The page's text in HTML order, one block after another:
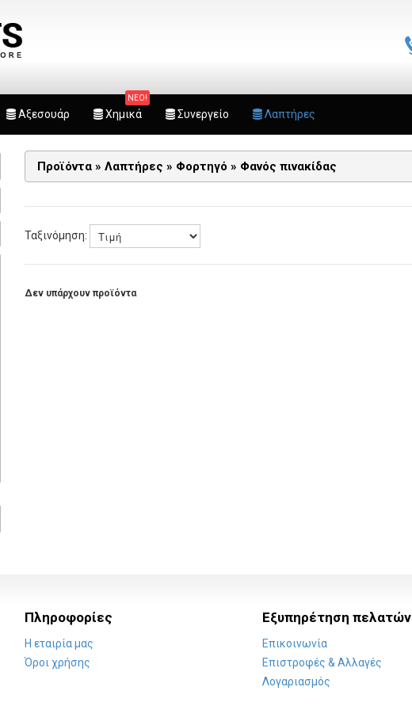
Αξεσουάρ
ΝΕΟ!
Χημικά Συνεργείο Λαπτήρες
Προϊόντα » Λαπτήρες » Φορτηγό » Φανός πινακίδας
Ταξινόμηση:
Δεν υπάρχουν προϊόντα
Πληροφορίες
Η εταιρία μας
Όροι χρήσης
Εξυπηρέτηση πελατών
Επικοινωνία
Επιστροφές & Αλλαγές
Λογαριασμός